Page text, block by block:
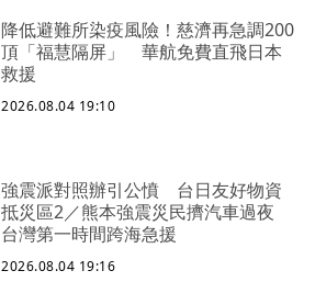
降低避難所染疫風險！慈濟再急調200
頂「福慧隔屏」 華航免費直飛日本
救援
2026.08.04 19:10
強震派對照辦引公憤 台日友好物資
抵災區2／熊本強震災民擠汽車過夜
台灣第一時間跨海急援
2026.08.04 19:16